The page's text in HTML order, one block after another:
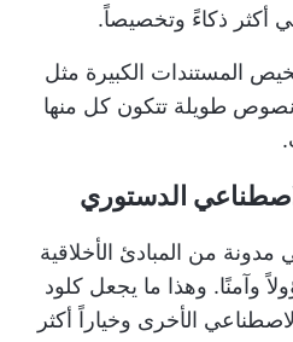
أكثر ذكاءً وتخصيصاً.
المستندات الكبيرة مثل
نصوص طويلة تتكون كل منها
مدونة من المبادئ الأخلاقية
وآمنًا. وهذا ما يجعل كلود
الأخرى وخياراً أكثر